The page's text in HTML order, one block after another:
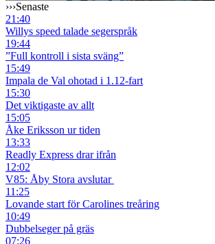
›››Senaste
21:40
Willys speed talade segerspråk
19:44
”Full kontroll i sista sväng”
15:49
Impala de Val ohotad i 1.12-fart
15:30
Det viktigaste av allt
15:05
Åke Eriksson ur tiden
13:33
Readly Express drar ifrån
12:02
V85: Åby Stora avslutar
11:25
Lovande start för Carolines treåring
10:49
Dubbelseger på gräs
07:26